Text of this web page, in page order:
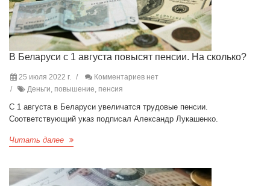
В Беларуси с 1 августа повысят пенсии. На сколько?
25 июля 2022 г.
Комментариев нет
Деньги, повышение, пенсия
С 1 августа в Беларуси увеличатся трудовые пенсии.
Соответствующий указ подписал Александр Лукашенко.
Читать далее